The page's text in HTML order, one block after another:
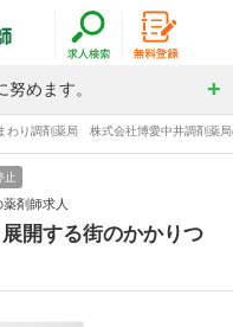
めます。
わり調剤薬局 株式会社博愛中井調剤薬
止
薬剤師求人
開する街のかかりつ